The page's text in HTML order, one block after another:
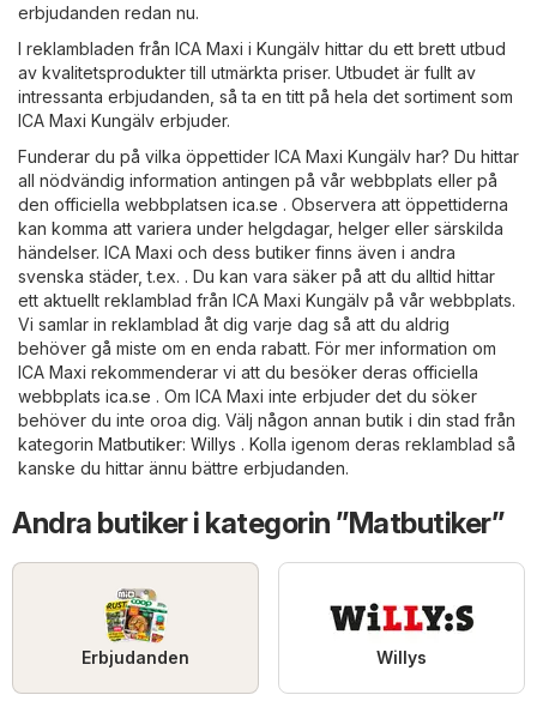
erbjudanden redan nu.
I reklambladen från ICA Maxi i Kungälv hittar du ett brett utbud
av kvalitetsprodukter till utmärkta priser. Utbudet är fullt av
intressanta erbjudanden, så ta en titt på hela det sortiment som
ICA Maxi Kungälv erbjuder.
Funderar du på vilka öppettider ICA Maxi Kungälv har? Du hittar
all nödvändig information antingen på vår webbplats eller på
den officiella webbplatsen ica.se . Observera att öppettiderna
kan komma att variera under helgdagar, helger eller särskilda
händelser. ICA Maxi och dess butiker finns även i andra
svenska städer, t.ex. . Du kan vara säker på att du alltid hittar
ett aktuellt reklamblad från ICA Maxi Kungälv på vår webbplats.
Vi samlar in reklamblad åt dig varje dag så att du aldrig
behöver gå miste om en enda rabatt. För mer information om
ICA Maxi rekommenderar vi att du besöker deras officiella
webbplats ica.se . Om ICA Maxi inte erbjuder det du söker
behöver du inte oroa dig. Välj någon annan butik i din stad från
kategorin Matbutiker: Willys . Kolla igenom deras reklamblad så
kanske du hittar ännu bättre erbjudanden.
Andra butiker i kategorin ”Matbutiker”
Erbjudanden Willys